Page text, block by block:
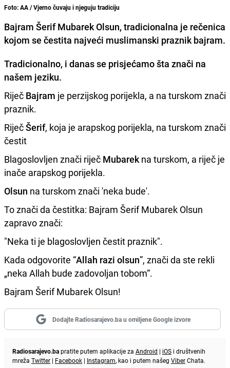
Foto: AA / Vjerno čuvaju i njeguju tradiciju
Bajram Šerif Mubarek Olsun, tradicionalna je rečenica
kojom se čestita najveći muslimanski praznik bajram.
Tradicionalno, i danas se prisjećamo šta znači na
našem jeziku.
Riječ Bajram je perzijskog porijekla, a na turskom znači
praznik.
RiječŠerif, koja je arapskog porijekla, na turskom znači
čestit
Blagoslovljen znači riječ Mubarek na turskom, a riječ je
inače arapskog porijekla.
Olsun na turskom znači 'neka bude'.
To znači da čestitka: Bajram Šerif Mubarek Olsun
zapravo znači:
"Neka ti je blagoslovljen čestit praznik".
Kada odgovorite “Allah razi olsun”, znači da ste rekli
„neka Allah bude zadovoljan tobom“.
Bajram Šerif Mubarek Olsun!
Dodajte Radiosarajevo.ba u omiljene Google izvore
Radiosarajevo.bapratite putem aplikacije za Android | iOS i društvenih
mreža Twitter | Facebook | Instagram, kao i putem našeg ViberChata.